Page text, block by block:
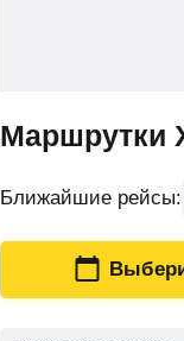
Маршрутки
Ближайшие рейсы: